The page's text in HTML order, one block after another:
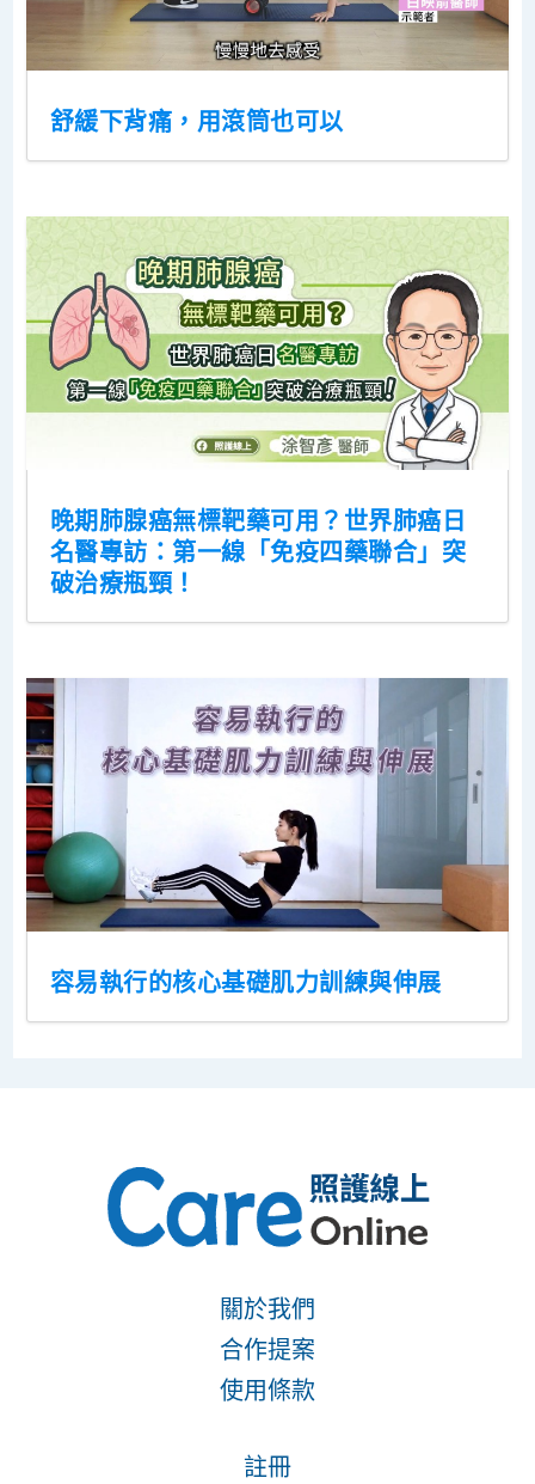
舒緩下背痛，用滾筒也可以
晚期肺腺癌無標靶藥可用？世界肺癌日
名醫專訪：第一線「免疫四藥聯合」突
破治療瓶頸！
容易執行的核心基礎肌力訓練與伸展
關於我們
合作提案
使用條款
註冊